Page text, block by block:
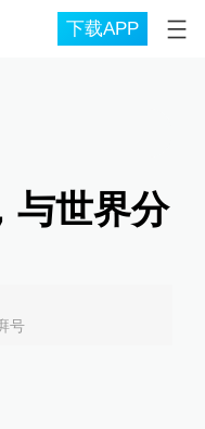
下载APP
与世界分
号